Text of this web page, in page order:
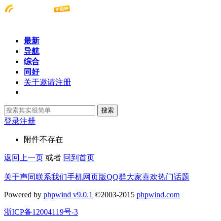
最新
导航
综合
同好
关于邀请注册
搜索
登录注册
附件不存在
返回上一页 或者 回到首页
关于声同联系我们手机网页版QQ群大家喜欢热门话题
Powered by phpwind v9.0.1 ©2003-2015 phpwind.com
浙ICP备12004119号-3